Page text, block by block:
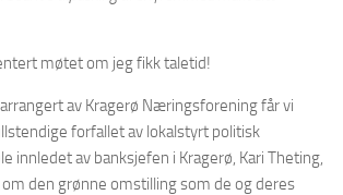
møtet om jeg fikk taletid!
av Kragerø Næringsforening får vi
forfallet av lokalstyrt politisk
innledet av banksjefen i Kragerø, Kari Theting,
den grønne omstilling som de og deres